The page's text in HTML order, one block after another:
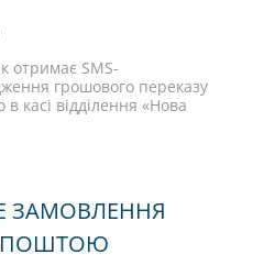
отримає SMS-
грошового переказу
касі відділення «Нова
ЗАМОВЛЕННЯ